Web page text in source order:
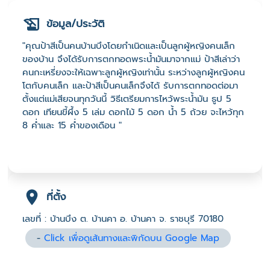
ข้อมูล/ประวัติ
"คุณป้าสีเป็นคนบ้านบึงโดยกำเนิดและเป็นลูกผู้หญิงคนเล็ก
ของบ้าน จึงได้รับการตกทอดพระน้ำมันมาจากแม่ ป้าสีเล่าว่า
คนกะเหรี่ยงจะให้เฉพาะลูกผู้หญิงเท่านั้น ระหว่างลูกผู้หญิงคน
โตกับคนเล็ก และป้าสีเป็นคนเล็กจึงได้ รับการตกทอดต่อมา
ตั้งแต่แม่เสียจนทุกวันนี้ วิธีเตรียมการไหว้พระน้ำมัน ธูป 5
ดอก เทียนขี้ผึ้ง 5 เล่ม ดอกไม้ 5 ดอก น้ำ 5 ถ้วย จะไหว้ทุก
8 ค่ำและ 15 ค่ำของเดือน "
ที่ตั้ง
เลขที่ : บ้านบึง ต. บ้านคา อ. บ้านคา จ. ราชบุรี 70180
-Click เพื่อดูเส้นทางและพิกัดบน Google Map